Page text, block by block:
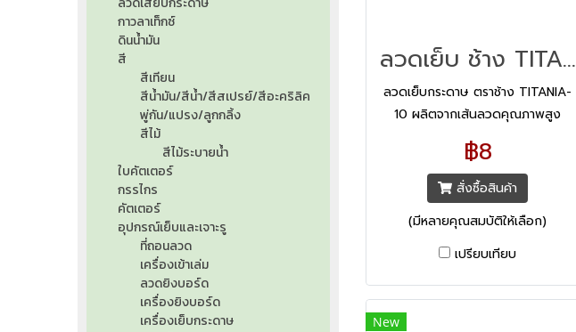
ลวดเย็บ ช้าง TITANIA No.10
ลวดเย็บกระดาษ ตราช้าง TITANIA-
10 ผลิตจากเส้นลวดคุณภาพสูง
ควบคุมการผลิตด้วยเทคโนโลยีที่ทัน
สมัยจากประเทศสวิตเซอร์แลนด์
฿8
สั่งซื้อสินค้า
(มีหลายคุณสมบัติให้เลือก)
เปรียบเทียบ
New
กาวลาเท็กซ์
ดินน้ำมัน
สี
สีเทียน
สีน้ำมัน/สีน้ำ/สีสเปรย์/สีอะคริลิค
พู่กัน/แปรง/ลูกกลิ้ง
สีไม้
สีไม้ระบายน้ำ
ใบคัตเตอร์
กรรไกร
คัตเตอร์
อุปกรณ์เย็บและเจาะรู
ที่ถอนลวด
เครื่องเข้าเล่ม
ลวดยิงบอร์ด
เครื่องยิงบอร์ด
เครื่องเย็บกระดาษ